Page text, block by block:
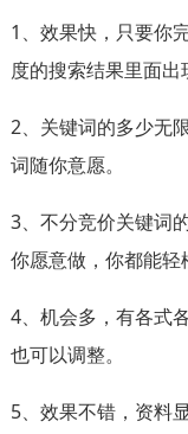
1、效果快，只要你
度的搜索结果里面出
2、关键词的多少无
词随你意愿。
3、不分竞价关键词
你愿意做，你都能轻
4、机会多，有各式
也可以调整。
5、效果不错，资料